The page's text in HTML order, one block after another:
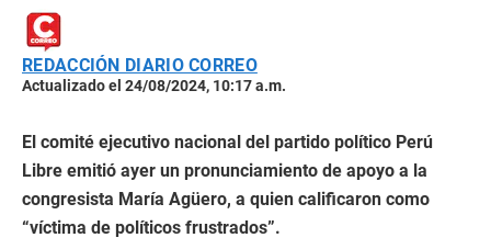
REDACCIÓN DIARIO CORREO
Actualizado el 24/08/2024, 10:17 a.m.
El comité ejecutivo nacional del partido político Perú
Libre emitió ayer un pronunciamiento de apoyo a la
congresista María Agüero, a quien calificaron como
“víctima de políticos frustrados”.